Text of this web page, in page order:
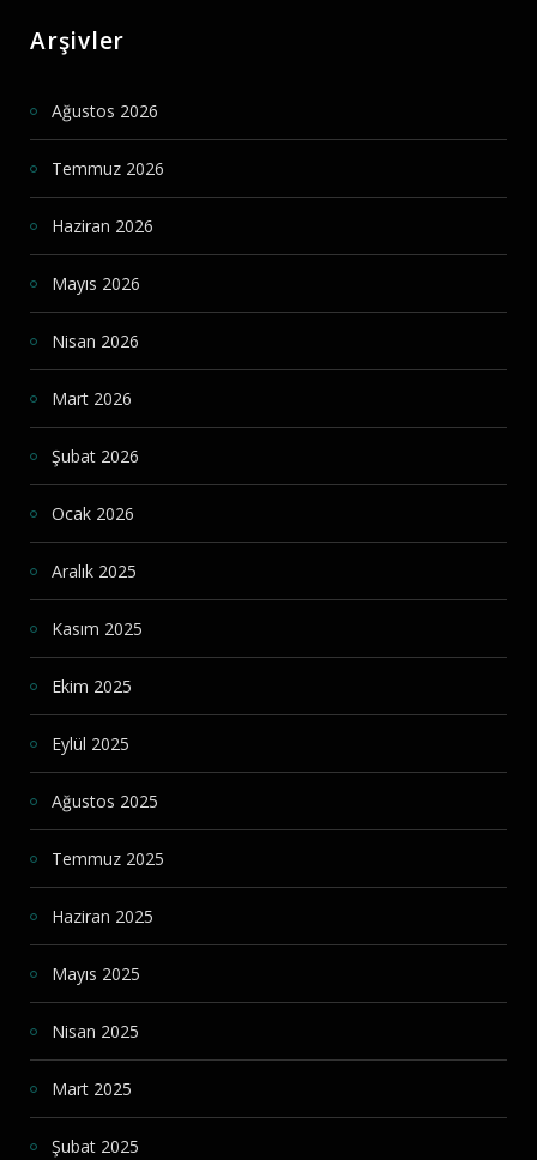
Arşivler
Ağustos 2026
Temmuz 2026
Haziran 2026
Mayıs 2026
Nisan 2026
Mart 2026
Şubat 2026
Ocak 2026
Aralık 2025
Kasım 2025
Ekim 2025
Eylül 2025
Ağustos 2025
Temmuz 2025
Haziran 2025
Mayıs 2025
Nisan 2025
Mart 2025
Şubat 2025